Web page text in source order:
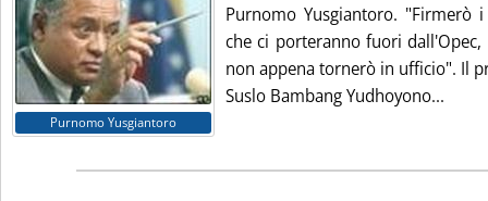
Purnomo Yusgiantoro
Purnomo Yusgiantoro. "Firmerò
che ci porteranno fuori
non appena tornerò in ufficio". Il
Suslo Bambang Yudhoyono...